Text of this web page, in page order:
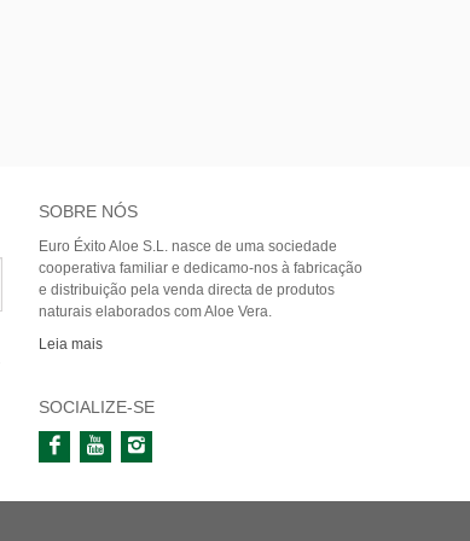
SOBRE NÓS
Euro Éxito Aloe S.L. nasce de uma sociedade
cooperativa familiar e dedicamo-nos à fabricação
e distribuição pela venda directa de produtos
naturais elaborados com Aloe Vera.
Leia mais
SOCIALIZE-SE